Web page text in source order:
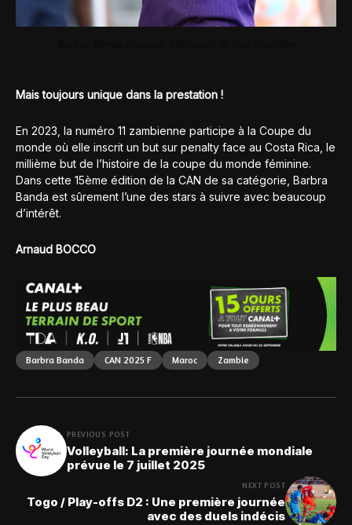
Mais toujours unique dans la prestation !
En 2023, la numéro 11 zambienne participe à la Coupe du
monde où elle inscrit un but sur penalty face au Costa Rica, le
millième but de l’histoire de la coupe du monde féminine.
Dans cette 15ème édition de la CAN de sa catégorie, Barbra
Banda est sûrement l’une des stars à suivre avec beaucoup
d’intérêt.
Arnaud BOCCO
Barbra Banda CAN 2025 F Maroc Zambie
PREVIOUS POST
Volleyball: La première journée mondiale
prévue le 7 juillet 2025
NEXT POST
Togo / Play-offs D2 : Une première journée
avec des duels indécis